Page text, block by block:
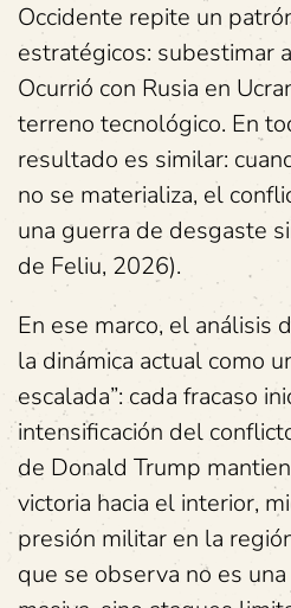
Occidente repite un
estratégicos: subestimar
Ocurrió con Rusia en
terreno tecnológico. En
resultado es similar:
no se materializa, el
una guerra de desgaste
de Feliu, 2026).
En ese marco, el análisis
la dinámica actual como
escalada”: cada fracaso
intensificación del
de Donald Trump
victoria hacia el interior,
presión militar en la
que se observa no es